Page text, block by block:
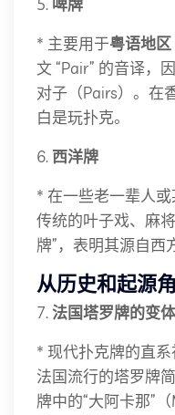
5. 啤牌
* 主要用于粤语地区
文 “Pair” 的音译，
对子（Pairs）。在
白是玩扑克。
6. 西洋牌
* 在一些老一辈人
传统的叶子戏、麻
牌”，表明其源自西
从历史和起源
7.法国塔罗牌的变体
* 现代扑克牌的直
法国流行的塔罗牌
牌中的“大阿卡那”